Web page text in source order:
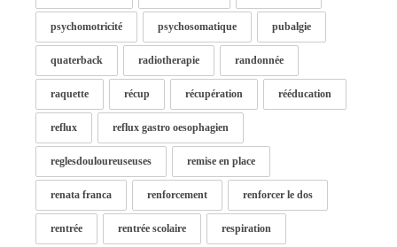
psychomotricité psychosomatique pubalgie
quaterback radiotherapie randonnée
raquette récup récupération rééducation
reflux reflux gastro oesophagien
reglesdouloureuseuses remise en place
renata franca renforcement renforcer le dos
rentrée rentrée scolaire respiration